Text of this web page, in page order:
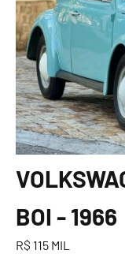
BOI - 1966
R$ 115 MIL